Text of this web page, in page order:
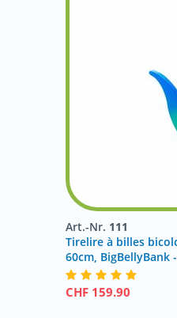
Art.-Nr. 111
Tirelire à billes
60cm, BigBellyBank
CHF 159.90